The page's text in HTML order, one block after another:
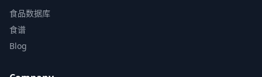
食品数据库
食谱
Blog